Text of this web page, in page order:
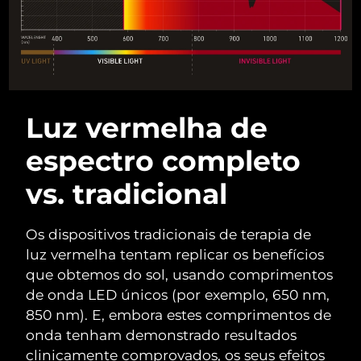
Luz vermelha de
espectro completo
vs. tradicional
Os dispositivos tradicionais de terapia de
luz vermelha tentam replicar os benefícios
que obtemos do sol, usando comprimentos
de onda LED únicos (por exemplo, 650 nm,
850 nm). E, embora estes comprimentos de
onda tenham demonstrado resultados
clinicamente comprovados, os seus efeitos
Omã Entrega prevista 8/12/26
Filipinas Entrega prevista8/12/26
Polônia Entrega prevista8/10/26
Portugal Entrega prevista
Porto Rico Entrega prevista8/11/26
Catar Entrega prevista
Reunião Entrega prevista8/14/26
Romênia Entrega prevista8/9/26
Rússia Entrega prevista8/17/26
Arábia Saudita Entrega prevista8/10/26